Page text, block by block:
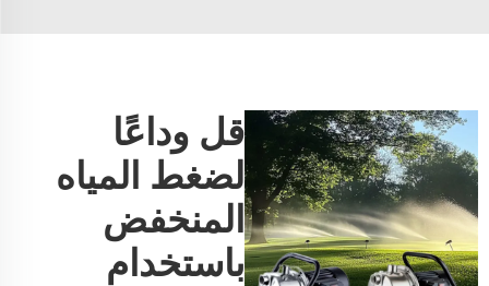
قل وداعًا
لضغط المياه
المنخفض
باستخدام